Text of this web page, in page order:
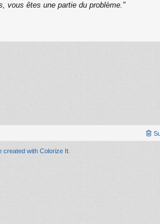
vous êtes une partie du problème."
created with Colorize It